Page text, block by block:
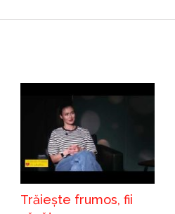
Trăiește frumos, fii